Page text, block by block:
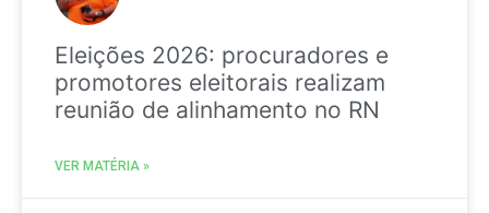
Eleições 2026: procuradores e
promotores eleitorais realizam
reunião de alinhamento no RN
VER MATÉRIA »